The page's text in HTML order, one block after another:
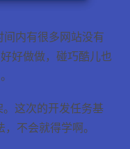
内有很多网站没有
好做做，碰巧酷儿也
这次的开发任务基
不会就得学啊。